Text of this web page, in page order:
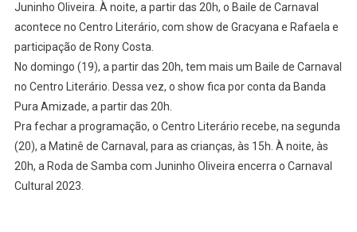
Juninho Oliveira. À noite, a partir das 20h, o Baile de Carnaval
acontece no Centro Literário, com show de Gracyana e Rafaela e
participação de Rony Costa.
No domingo (19), a partir das 20h, tem mais um Baile de Carnaval
no Centro Literário. Dessa vez, o show fica por conta da Banda
Pura Amizade, a partir das 20h.
Pra fechar a programação, o Centro Literário recebe, na segunda
(20), a Matinê de Carnaval, para as crianças, às 15h. À noite, às
20h, a Roda de Samba com Juninho Oliveira encerra o Carnaval
Cultural 2023.